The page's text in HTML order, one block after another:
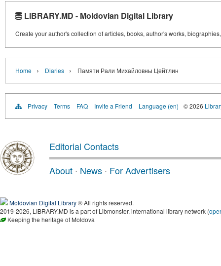
LIBRARY.MD - Moldovian Digital Library
Create your author's collection of articles, books, author's works,
Home › Diaries › Памяти Рали Михайловны Цейтлин
Privacy Terms FAQ Invite a Friend Language (en) © 2026
Editorial Contacts
About · News · For Advertisers
Moldovian Digital Library® All rights reserved.
2019-2026, LIBRARY.MD is a part of Libmonster, international library network (
Keeping the heritage of Moldova